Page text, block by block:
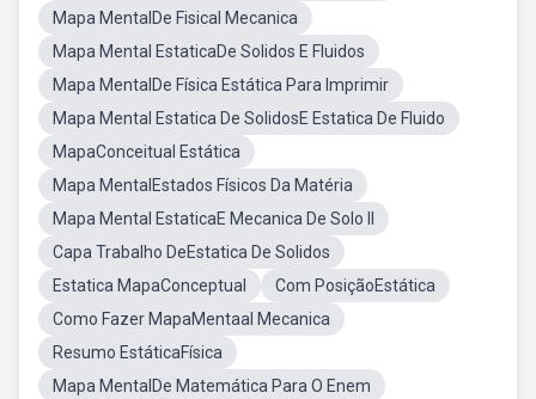
Mapa MentalDe Fisical Mecanica
Mapa Mental EstaticaDe Solidos E Fluidos
Mapa MentalDe Física Estática Para Imprimir
Mapa Mental Estatica De SolidosE Estatica De Fluido
MapaConceitual Estática
Mapa MentalEstados Físicos Da Matéria
Mapa Mental EstaticaE Mecanica De Solo II
Capa Trabalho DeEstatica De Solidos
Estatica MapaConceptual
Com PosiçãoEstática
Como Fazer MapaMentaal Mecanica
Resumo EstáticaFísica
Mapa MentalDe Matemática Para O Enem